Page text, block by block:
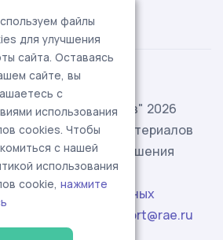
ассоциация
и специалистов" 2026
Использование материалов
с разрешения
персональных данных
поддержки -
support@rae.ru
файлы
для улучшения
сайта. Оставаясь
сайте, вы
с
использования
cookies. Чтобы
с нашей
использования
cookie, нажмите